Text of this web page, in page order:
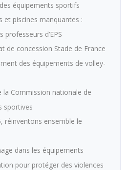
équipements sportifs
et piscines manquantes :
professeurs d’EPS
de concession Stade de France
des équipements de volley-
la Commission nationale de
sportives
réinventons ensemble le
dans les équipements
pour protéger des violences